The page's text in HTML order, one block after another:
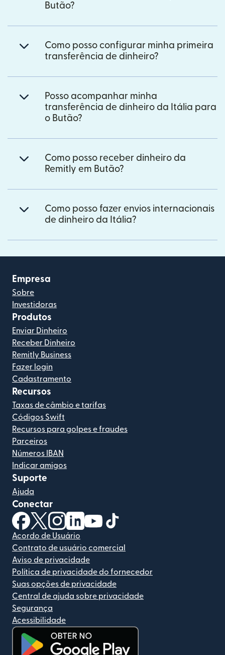
Butão?
Como posso configurar minha primeira
transferência de dinheiro?
Posso acompanhar minha
transferência de dinheiro da Itália para
o Butão?
Como posso receber dinheiro da
Remitly em Butão?
Como posso fazer envios internacionais
de dinheiro da Itália?
Empresa
Sobre
Investidoras
Produtos
Enviar Dinheiro
Receber Dinheiro
Remitly Business
Fazer login
Cadastramento
Recursos
Taxas de câmbio e tarifas
Códigos Swift
Recursos para golpes e fraudes
Parceiros
Números IBAN
Indicar amigos
Suporte
Ajuda
Conectar
(abre em uma nova janela)
(abre em uma nova janela)
(abre em uma nova janela)
(abre em uma nova janela)
(abre em uma nova janela)
Acordo de Usuário
Contrato de usuário comercial
Aviso de privacidade
Política de privacidade do fornecedor
Suas opções de privacidade
Central de ajuda sobre privacidade
Segurança
Acessibilidade